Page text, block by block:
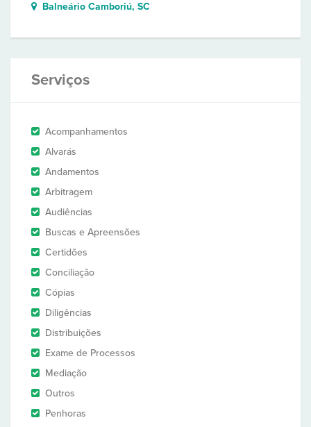
Balneário Camboriú, SC
Serviços
Acompanhamentos
Alvarás
Andamentos
Arbitragem
Audiências
Buscas e Apreensões
Certidões
Conciliação
Cópias
Diligências
Distribuições
Exame de Processos
Mediação
Outros
Penhoras